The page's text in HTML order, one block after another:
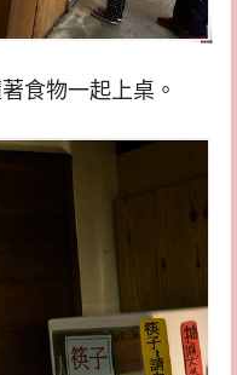
食物一起上桌。